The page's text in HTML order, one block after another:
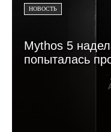
НОВОСТЬ
Mythos 5
попыталась